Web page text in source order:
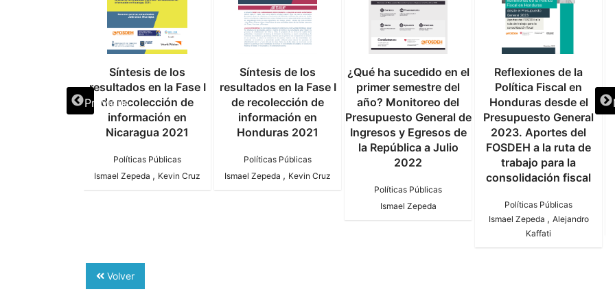
Previous
2015-2020.
y Desafíos
Síntesis de los
resultados en la Fase I
de recolección de
información en
Nicaragua 2021
Políticas Públicas
Ismael Zepeda , Kevin Cruz
Síntesis de los
resultados en la Fase I
de recolección de
información en
Honduras 2021
Políticas Públicas
Ismael Zepeda , Kevin Cruz
¿Qué ha sucedido en el
primer semestre del
año? Monitoreo del
Presupuesto General de
Ingresos y Egresos de
la República a Julio
2022
Políticas Públicas
Ismael Zepeda
Reflexiones de la
Política Fiscal en
Honduras desde el
Presupuesto General
2023. Aportes del
FOSDEH a la ruta de
trabajo para la
consolidación fiscal
Políticas Públicas
Ismael Zepeda , Alejandro
Kaffati
Volver